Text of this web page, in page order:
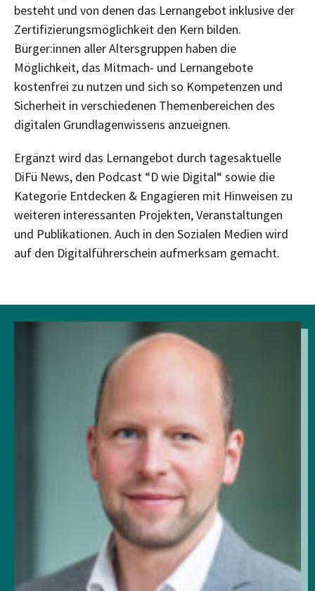
besteht und von denen das Lernangebot inklusive der
Zertifizierungsmöglichkeit den Kern bilden.
Bürger:innen aller Altersgruppen haben die
Möglichkeit, das Mitmach- und Lernangebote
kostenfrei zu nutzen und sich so Kompetenzen und
Sicherheit in verschiedenen Themenbereichen des
digitalen Grundlagenwissens anzueignen.
Ergänztwird das Lernangebot durch tagesaktuelle
DiFü News, den Podcast “D wie Digital“ sowie die
Kategorie Entdecken & Engagieren mit Hinweisen zu
weiteren interessanten Projekten, Veranstaltungen
und Publikationen. Auch in den Sozialen Medien wird
auf den Digitalführerschein aufmerksam gemacht.